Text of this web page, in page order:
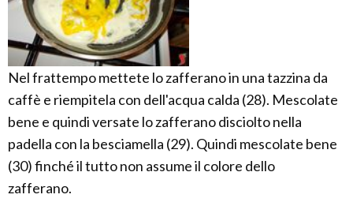
Nel frattempo mettete lo zafferano in una tazzina da
caffè e riempitela con dell'acqua calda (28). Mescolate
bene e quindi versate lo zafferano disciolto nella
padella con la besciamella (29). Quindi mescolate bene
(30) finché il tutto non assume il colore dello
zafferano.